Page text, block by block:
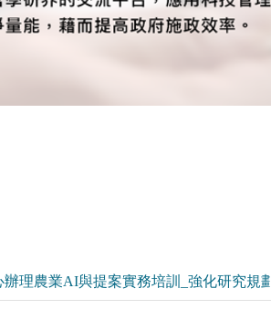
辦理農業AI與提案實務培訓_強化研究規